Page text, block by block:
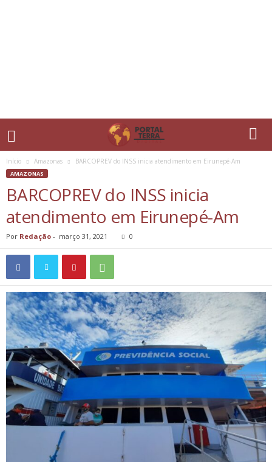
Início Amazonas BARCOPREV do INSS inicia atendimento em Eirunepé-Am
AMAZONAS
BARCOPREV do INSS inicia
atendimento em Eirunepé-Am
Por Redação - março 31, 2021 0